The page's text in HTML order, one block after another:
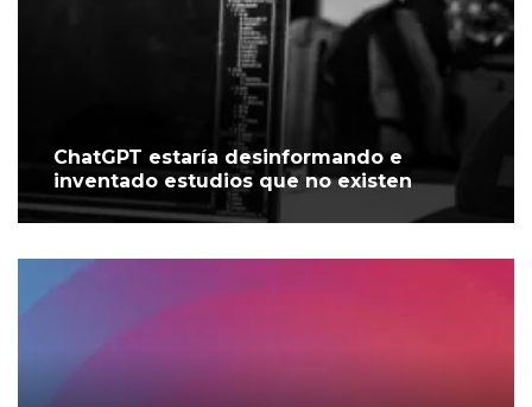
ChatGPT estaría desinformando e
inventado estudios que no existen